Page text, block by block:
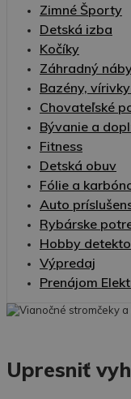
Zimné Športy
Detská izba
Kočíky
Záhradný
Bazény,
Chovateľské
Bývanie a
Fitness
Detská obuv
Fólie a
Auto
Rybárske
Hobby
Výpredaj
Prenájom
Upresniť